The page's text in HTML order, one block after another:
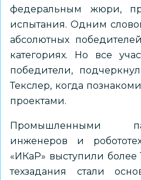
федеральным жюри,
испытания. Одним
абсолютных
категориях. Но все
победители,
Текслер, когда
проектами.
Промышленными
инженеров и
«ИКаР» выступили
техзадания стали